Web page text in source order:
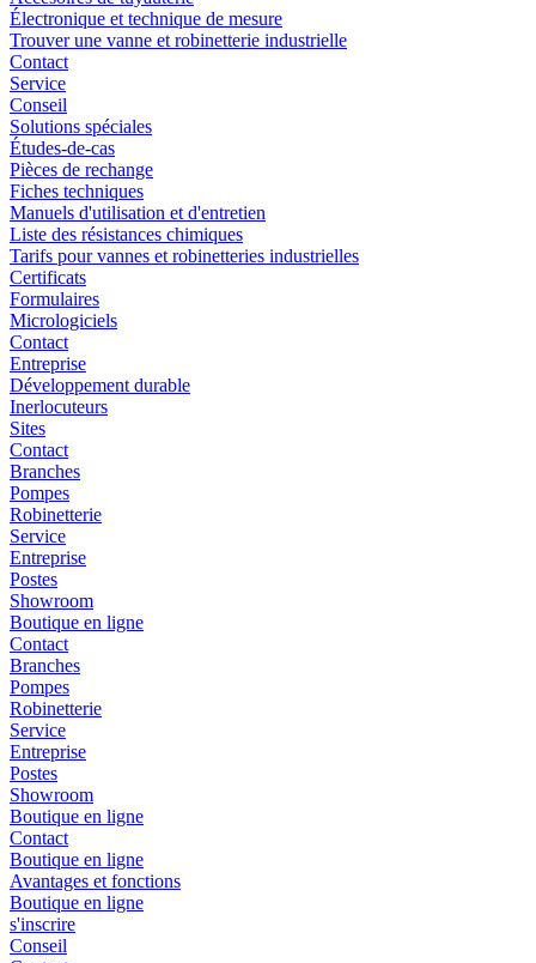
Électronique et technique de mesure
Trouver une vanne et robinetterie industrielle
Contact
Service
Conseil
Solutions spéciales
Études-de-cas
Pièces de rechange
Fiches techniques
Manuels d'utilisation et d'entretien
Liste des résistances chimiques
Tarifs pour vannes et robinetteries industrielles
Certificats
Formulaires
Micrologiciels
Contact
Entreprise
Développement durable
Inerlocuteurs
Sites
Contact
Branches
Pompes
Robinetterie
Service
Entreprise
Postes
Showroom
Boutique en ligne
Contact
Branches
Pompes
Robinetterie
Service
Entreprise
Postes
Showroom
Boutique en ligne
Contact
Boutique en ligne
Avantages et fonctions
Boutique en ligne
s'inscrire
Conseil